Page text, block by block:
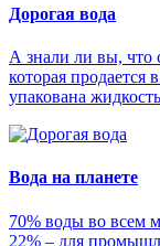
Дорогая вода
А знали ли вы, что
которая
упакована
Вода на планете
70% воды во всем
22% – для